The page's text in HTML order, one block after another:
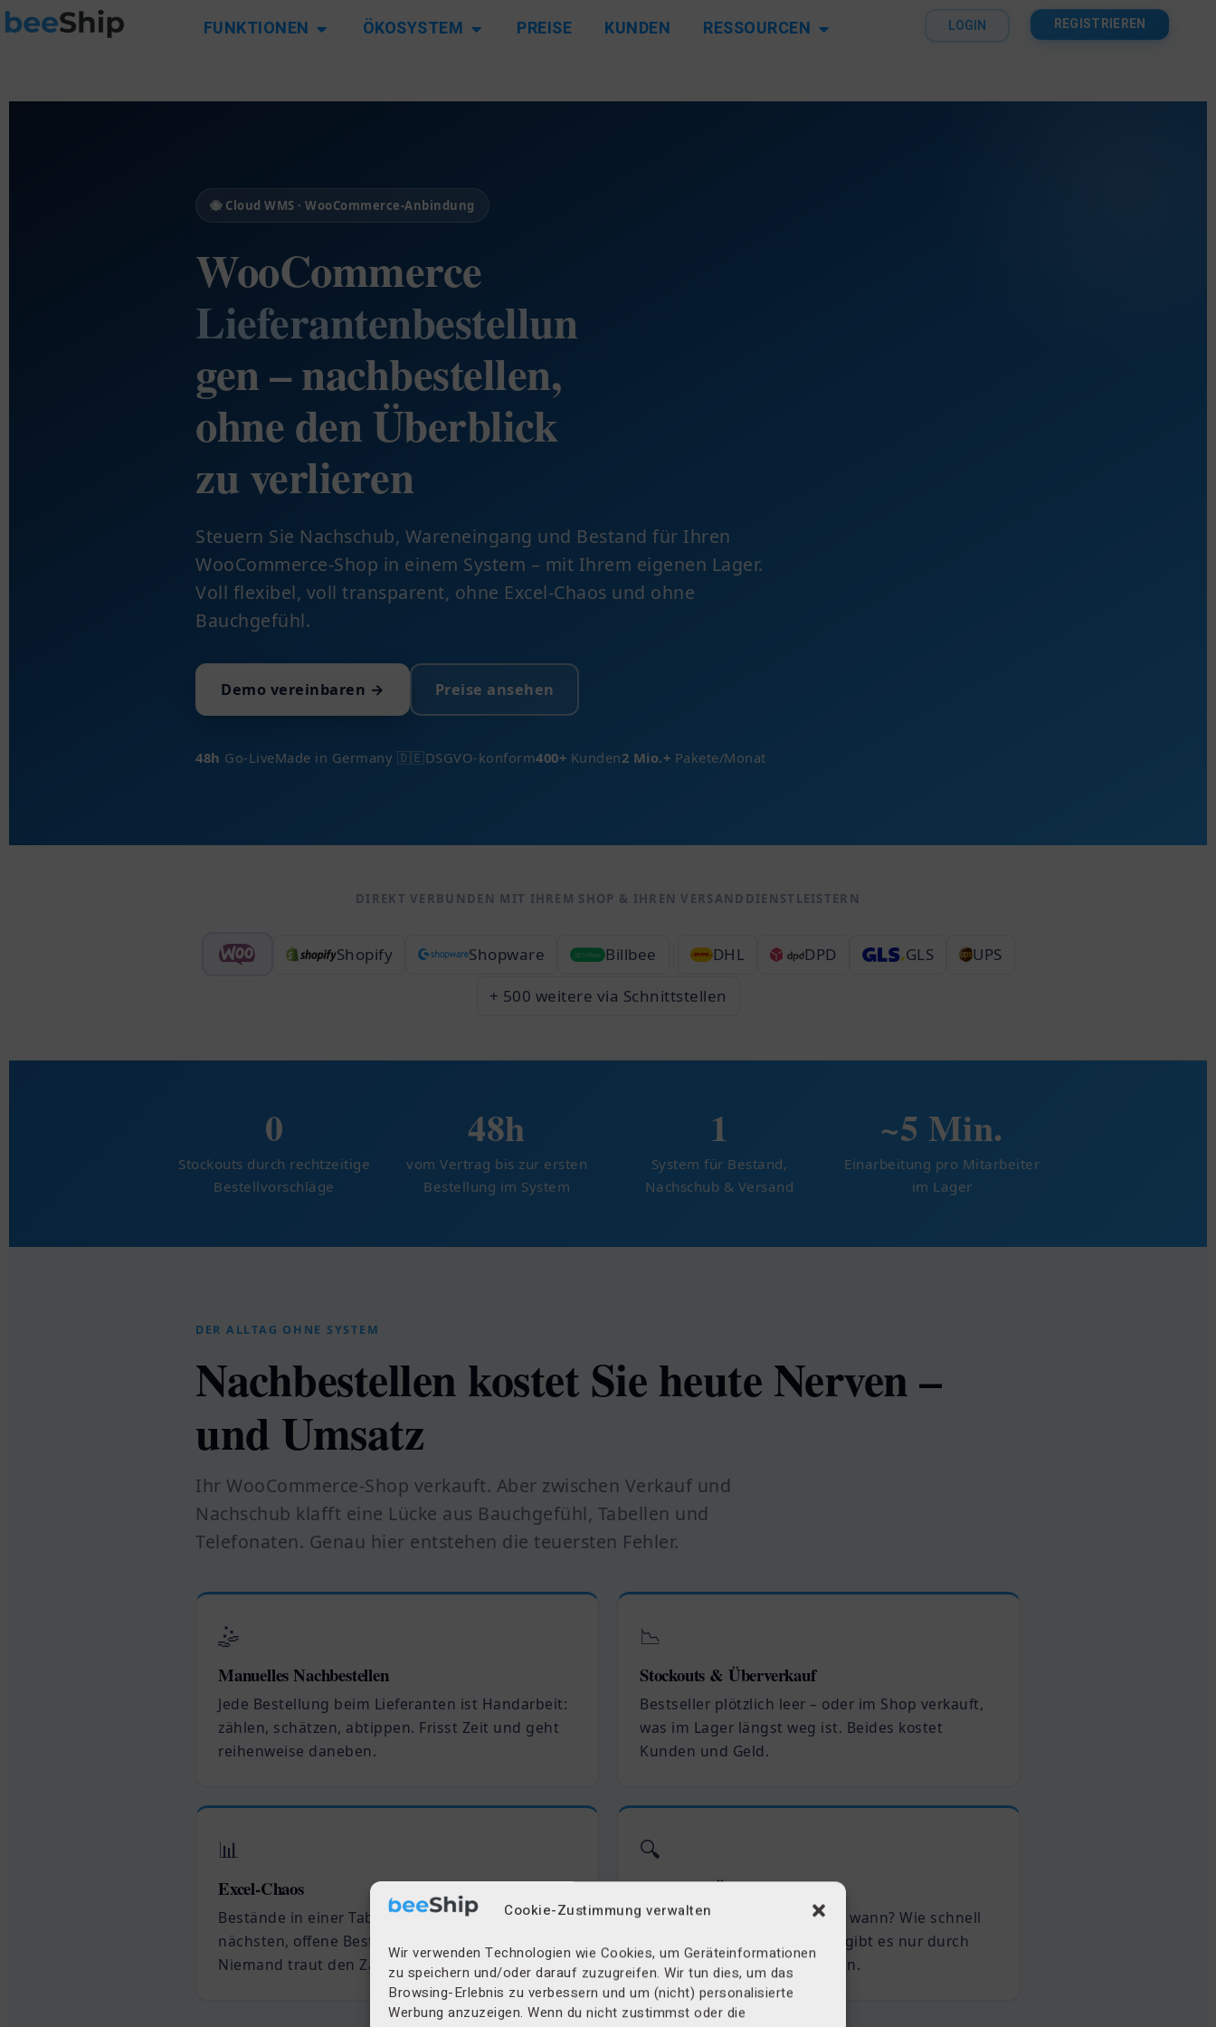
Cookie-Zustimmung verwalten
Wir verwenden Technologien wie Cookies, um Geräteinformationen
zu speichern und/oder darauf zuzugreifen. Wir tun dies, um das
Browsing-Erlebnis zu verbessern und um (nicht) personalisierte
Werbung anzuzeigen. Wenn du nicht zustimmst oder die
FUNKTIONEN ÖKOSYSTEM PREISE KUNDEN RESSOURCEN LOGIN REGISTRIEREN
🐝 Cloud WMS · WooCommerce-Anbindung
WooCommerce
Lieferantenbestellun
gen– nachbestellen,
ohne den Überblick
zu verlieren
Steuern Sie Nachschub, Wareneingang und Bestand für Ihren
WooCommerce-Shop in einem System – mit Ihrem eigenen Lager.
Voll flexibel, voll transparent, ohne Excel-Chaos und ohne
Bauchgefühl.
Demo vereinbaren → Preise ansehen
48h Go-LiveMade in Germany 🇩🇪DSGVO-konform400+ Kunden2 Mio.+ Pakete/Monat
DIREKT VERBUNDEN MIT IHREM SHOP & IHREN VERSANDDIENSTLEISTERN
Shopify Shopware Billbee DHL DPD GLS UPS
+ 500 weitere via Schnittstellen
0
Stockouts durch rechtzeitige
Bestellvorschläge
48h
vom Vertrag bis zur ersten
Bestellung im System
1
System für Bestand,
Nachschub & Versand
~5 Min.
Einarbeitung pro Mitarbeiter
im Lager
DER ALLTAG OHNE SYSTEM
Nachbestellen kostet Sie heute Nerven –
und Umsatz
Ihr WooCommerce-Shop verkauft. Aber zwischen Verkauf und
Nachschub klafft eine Lücke aus Bauchgefühl, Tabellen und
Telefonaten. Genau hier entstehen die teuersten Fehler.
🤹
Manuelles Nachbestellen
Jede Bestellung beim Lieferanten ist Handarbeit:
zählen, schätzen, abtippen. Frisst Zeit und geht
reihenweise daneben.
📉
Stockouts & Überverkauf
Bestseller plötzlich leer – oder im Shop verkauft,
was im Lager längst weg ist. Beides kostet
Kunden und Geld.
📊
Excel-Chaos
Bestände in einer Tabelle, Lieferanten in der
nächsten, offene Bestellungen im Postfach.
Niemand traut den Zahlen.
🔍
Fehlender Überblick
Was ist bestellt? Was kommt wann? Wie schnell
dreht ein Artikel? Antworten gibt es nur durch
mühsames Zusammensuchen.